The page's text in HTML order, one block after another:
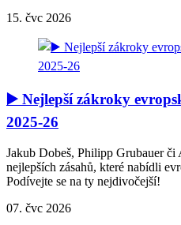
15. čvc 2026
▶️ Nejlepší zákroky
2025-26
Jakub Dobeš, Philipp Grubauer
nejlepších zásahů, které nabídli
Podívejte se na ty nejdivočejší!
07. čvc 2026